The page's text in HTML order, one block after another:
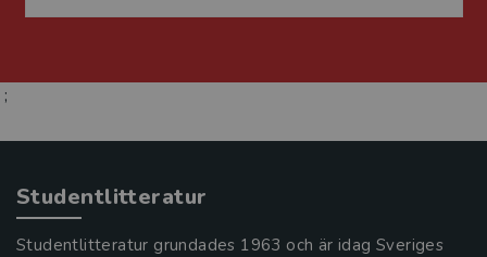
;
Studentlitteratur
Studentlitteratur grundades 1963 och är idag Sveriges